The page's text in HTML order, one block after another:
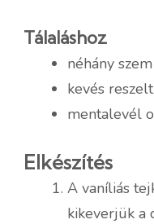
Tálaláshoz
néhány
kevés
mentalevél
Elkészítés
A vaníliás
kikeverjük a